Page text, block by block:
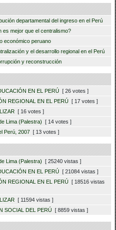
departamental del ingreso en el Perú
es mejor que el centralismo?
económico peruano
y el desarrollo regional en el Perú
y reconstrucción
EN EL PERÚ [ 26 votes ]
REGIONAL EN EL PERÚ [ 17 votes ]
[ 16 votes ]
Lima (Palestra) [ 14 votes ]
Perú, 2007 [ 13 votes ]
Lima (Palestra) [ 25240 vistas ]
EN EL PERÚ [ 21084 vistas ]
REGIONAL EN EL PERÚ [ 18516 vistas
[ 11594 vistas ]
SOCIAL DEL PERÚ [ 8859 vistas ]